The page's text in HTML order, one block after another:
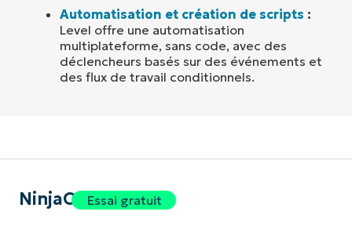
Automatisation et création de scripts :
Level offre une automatisation
multiplateforme, sans code, avec des
déclencheurs basés sur des événements et
des flux de travail conditionnels.
NinjaOneEssai gratuit